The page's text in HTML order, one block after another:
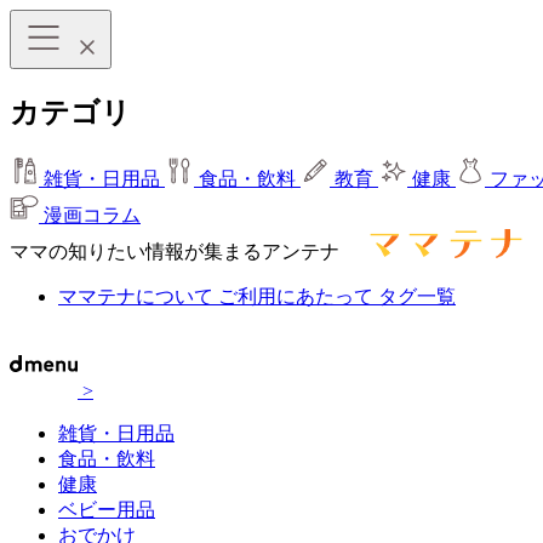
カテゴリ
雑貨・日用品 食品・飲料 教育 健康
ファ
漫画コラム
ママの知りたい情報が集まるアンテナ
ママテナについて ご利用にあたって タグ一覧
>
雑貨・日用品
食品・飲料
健康
ベビー用品
おでかけ